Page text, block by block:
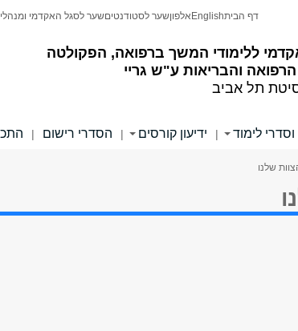
ללימודי המשך ברפואה, הפקולטה
והבריאות ע"ש גריי
תל אביב
דף הביתEnglish אלפוןשער לסטודנטיםשער לסגל האקדמי ומנהלי
לימוד | ידיעון קורסים | הסדרי רישום |
שלנו